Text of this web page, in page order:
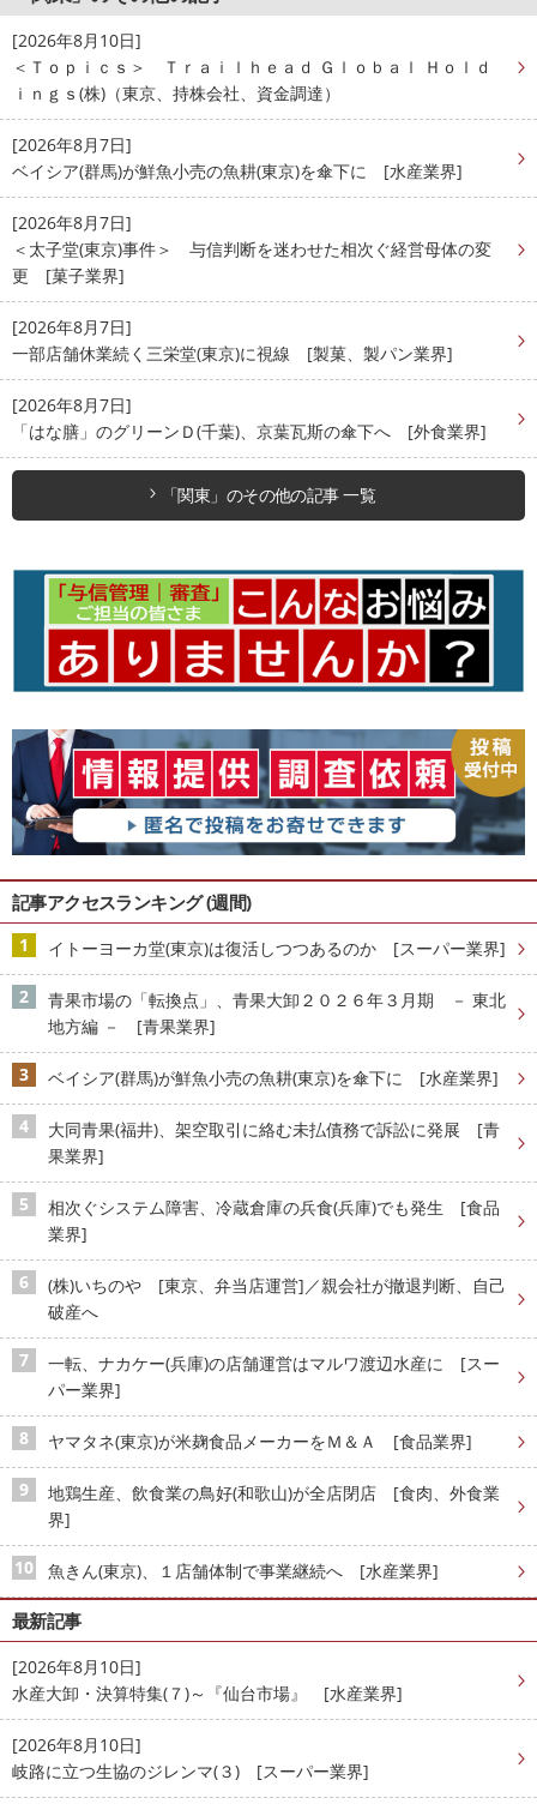
[2026年8月10日]
＜Ｔｏｐｉｃｓ＞ Ｔｒａｉｌｈｅａｄ Ｇｌｏｂａｌ Ｈｏｌｄ
ｉｎｇｓ(株)（東京、持株会社、資金調達）
[2026年8月7日]
ベイシア(群馬)が鮮魚小売の魚耕(東京)を傘下に [水産業界]
[2026年8月7日]
＜太子堂(東京)事件＞ 与信判断を迷わせた相次ぐ経営母体の変
更 [菓子業界]
[2026年8月7日]
一部店舗休業続く三栄堂(東京)に視線 [製菓、製パン業界]
[2026年8月7日]
「はな膳」のグリーンＤ(千葉)、京葉瓦斯の傘下へ [外食業界]
「関東」のその他の記事 一覧
記事アクセスランキング (週間)
イトーヨーカ堂(東京)は復活しつつあるのか [スーパー業界]
青果市場の「転換点」、青果大卸２０２６年３月期 － 東北
地方編 － [青果業界]
ベイシア(群馬)が鮮魚小売の魚耕(東京)を傘下に [水産業界]
大同青果(福井)、架空取引に絡む未払債務で訴訟に発展 [青
果業界]
相次ぐシステム障害、冷蔵倉庫の兵食(兵庫)でも発生 [食品
業界]
(株)いちのや [東京、弁当店運営]／親会社が撤退判断、自己
破産へ
一転、ナカケー(兵庫)の店舗運営はマルワ渡辺水産に [スー
パー業界]
ヤマタネ(東京)が米麹食品メーカーをＭ＆Ａ [食品業界]
地鶏生産、飲食業の鳥好(和歌山)が全店閉店 [食肉、外食業
界]
魚きん(東京)、１店舗体制で事業継続へ [水産業界]
最新記事
[2026年8月10日]
水産大卸・決算特集(７)～『仙台市場』 [水産業界]
[2026年8月10日]
岐路に立つ生協のジレンマ(３) [スーパー業界]